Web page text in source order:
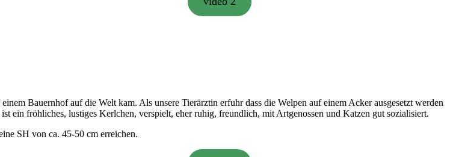
Bauernhof auf die Welt kam. Als unsere Tierärztin erfuhr dass die Welpen auf einem Acker ausgesetzt werden
ein fröhliches, lustiges Kerlchen, verspielt, eher ruhig, freundlich, mit Artgenossen und Katzen gut sozialisiert.
SH von ca. 45-50 cm erreichen.